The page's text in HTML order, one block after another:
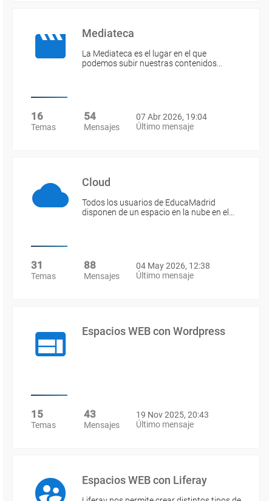
Mediateca
La Mediateca es el lugar en el que
podemos subir nuestras contenidos…
16
Temas
54
Mensajes
07 Abr 2026, 19:04
Último mensaje
Cloud
Todos los usuarios de EducaMadrid
disponen de un espacio en la nube en el…
31
Temas
88
Mensajes
04 May 2026, 12:38
Último mensaje
Espacios WEB con Wordpress
15
Temas
43
Mensajes
19 Nov 2025, 20:43
Último mensaje
Espacios WEB con Liferay